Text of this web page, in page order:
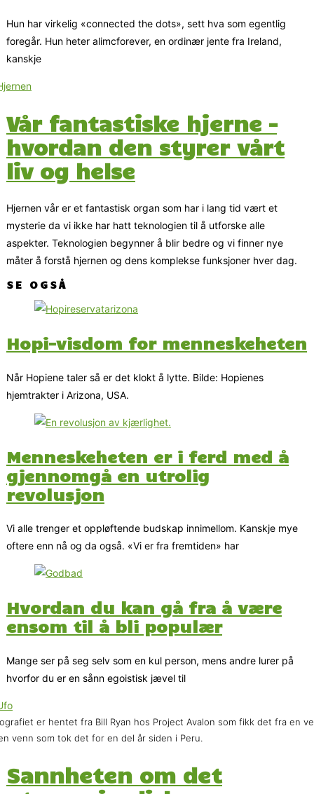
Hun har virkelig «connected the dots», sett hva som egentlig
foregår. Hun heter alimcforever, en ordinær jente fra Ireland,
kanskje
Vår fantastiske hjerne –
hvordan den styrer vårt
liv og helse
Hjernen vår er et fantastisk organ som har i lang tid vært et
mysterie da vi ikke har hatt teknologien til å utforske alle
aspekter. Teknologien begynner å blir bedre og vi finner nye
måter å forstå hjernen og dens komplekse funksjoner hver dag.
SE OGSÅ
Hopi-visdom for menneskeheten
Når Hopiene taler så er det klokt å lytte. Bilde: Hopienes
hjemtrakter i Arizona, USA.
Menneskeheten er i ferd med å
gjennomgå en utrolig
revolusjon
Vi alle trenger et oppløftende budskap innimellom. Kanskje mye
oftere enn nå og da også. «Vi er fra fremtiden» har
Hvordan du kan gå fra å være
ensom til å bli populær
Mange ser på seg selv som en kul person, mens andre lurer på
hvorfor du er en sånn egoistisk jævel til
er hentet fra Bill Ryan hos Project Avalon som fikk det fra en
venn som tok det for en del år siden i Peru.
Sannheten om det